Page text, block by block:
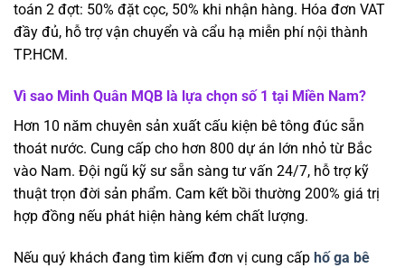
toán 2 đợt: 50% đặt cọc, 50% khi nhận hàng. Hóa đơn VAT
đầy đủ, hỗ trợ vận chuyển và cẩu hạ miễn phí nội thành
TP.HCM.
Vì sao Minh Quân MQB là lựa chọn số 1 tại Miền Nam?
Hơn 10 năm chuyên sản xuất cấu kiện bê tông đúc sẵn
thoát nước. Cung cấp cho hơn 800 dự án lớn nhỏ từ Bắc
vào Nam. Đội ngũ kỹ sư sẵn sàng tư vấn 24/7, hỗ trợ kỹ
thuật trọn đời sản phẩm. Cam kết bồi thường 200% giá trị
hợp đồng nếu phát hiện hàng kém chất lượng.
Nếu quý khách đang tìm kiếm đơn vị cung cấp hố ga bê